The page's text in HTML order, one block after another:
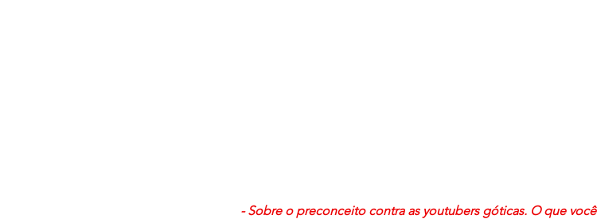
- Sobre o preconceito contra as youtubers góticas. O que